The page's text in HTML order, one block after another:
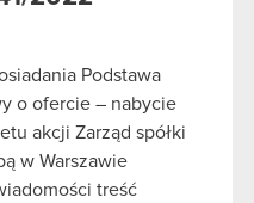
Podstawa
o ofercie – nabycie
akcji Zarząd spółki
w Warszawie
treść